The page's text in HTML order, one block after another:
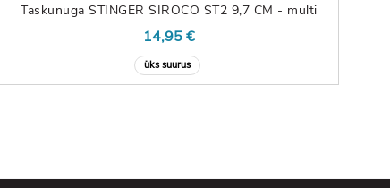
Taskunuga STINGER SIROCO ST2 9,7 CM - multi
14,95 €
üks suurus